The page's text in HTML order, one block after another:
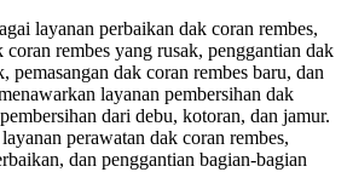
layanan perbaikan dak coran rembes,
rembes yang rusak, penggantian dak
pemasangan dak coran rembes baru, dan
layanan pembersihan dak
dari debu, kotoran, dan jamur.
perawatan dak coran rembes,
dan penggantian bagian-bagian